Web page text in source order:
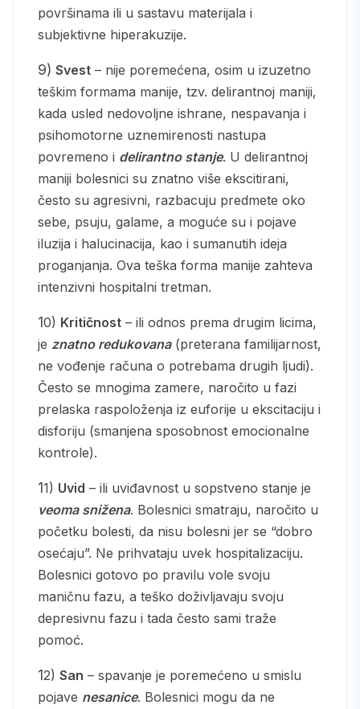
površinama ili u sastavu materijala i
subjektivne hiperakuzije.
Svest – nije poremećena, osim u izuzetno
teškim formama manije, tzv. delirantnoj maniji,
kada usled nedovoljne ishrane, nespavanja i
psihomotorne uznemirenosti nastupa
povremeno i delirantno stanje. U delirantnoj
maniji bolesnici su znatno više ekscitirani,
često su agresivni, razbacuju predmete oko
sebe, psuju, galame, a moguće su i pojave
iluzija i halucinacija, kao i sumanutih ideja
proganjanja. Ova teška forma manije zahteva
intenzivni hospitalni tretman.
10) Kritičnost – ili odnos prema drugim licima,
je znatno redukovana(preterana familijarnost,
ne vođenje računa o potrebama drugih ljudi).
Često se mnogima zamere, naročito u fazi
prelaska raspoloženja iz euforije u ekscitaciju i
disforiju (smanjena sposobnost emocionalne
kontrole).
11) Uvid – ili uviđavnost u sopstveno stanje je
veoma snižena. Bolesnici smatraju, naročito u
početku bolesti, da nisu bolesni jer se “dobro
osećaju”. Ne prihvataju uvek hospitalizaciju.
Bolesnici gotovo po pravilu vole svoju
maničnu fazu, a teško doživljavaju svoju
depresivnu fazu i tada često sami traže
pomoć.
12) San – spavanje je poremećeno u smislu
pojave nesanice. Bolesnici mogu da ne